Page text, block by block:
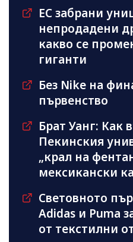
ЕС забрани
непродадени
какво се
гиганти
Без Nike на
първенство
Брат Уанг: Как
Пекинския
„крал на
мексикански
Световното
Adidas и Puma
от текстилни